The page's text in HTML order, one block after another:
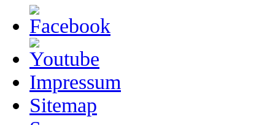
Impressum
Sitemap